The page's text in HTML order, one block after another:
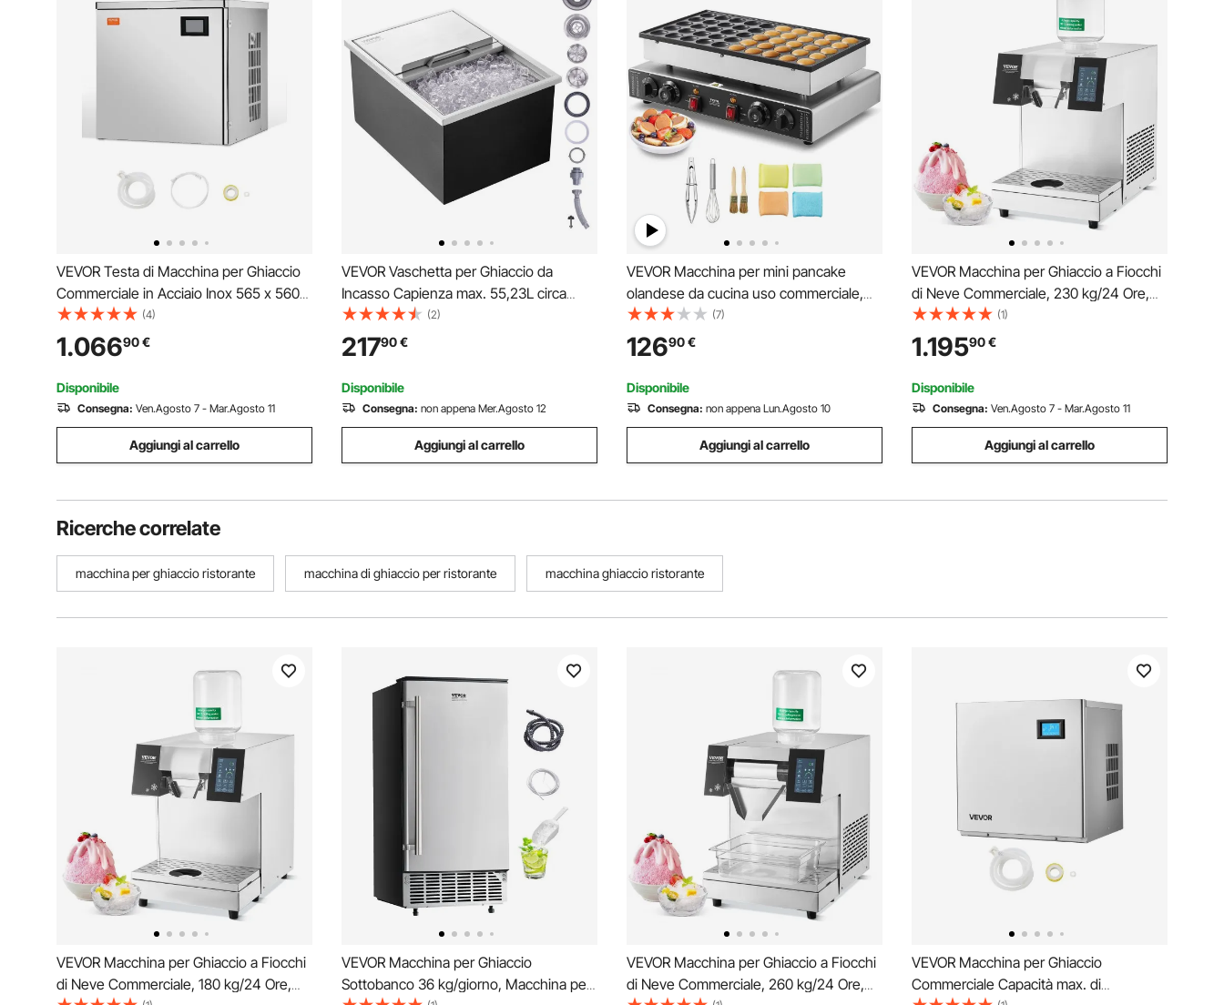
VEVOR Testa di Macchina per Ghiaccio
Commerciale in Acciaio Inox 565 x 560
mm, Autopulente e Produzione
Ghiaccio, Macchina per Cubetti di
Ghiaccio Modulare, Solo Testa, 204,1 kg
/ Giorno
(4)
1.06690€
Disponibile
Consegna: Ven.Agosto 7 - Mar.Agosto 11
Aggiungi al carrello
VEVOR Vaschetta per Ghiaccio da
Incasso Capienza max. 55,23L circa
Dimensioni 608x457x333mm,
Ghiacciaia da Incasso con Coperchio in
Acciaio Inox Conservazione di Cubetti di
Ghiaccio da Bar Feste Hotel
(2)
21790€
Disponibile
Consegna: non appena Mer.Agosto 12
Aggiungi al carrello
VEVOR Macchina per mini pancake
olandese da cucina uso commerciale,
50 Pezzi, Diametro 43 mm, Macchina
per mini dorayaki, 1700 W, Controllo di
Temperatura Tempo, per Cucina
commerciale feste evento
(7)
12690€
Disponibile
Consegna: non appena Lun.Agosto 10
Aggiungi al carrello
VEVOR Macchina per Ghiaccio a Fiocchi
di Neve Commerciale, 230 kg/24 Ore,
Macchina Ghiaccio Tritato in Acciaio
Inox, Sistema di Raffreddamento ad Aria
per Dissipazione Calore, per Panetteria,
Bar
(1)
1.19590€
Disponibile
Consegna: Ven.Agosto 7 - Mar.Agosto 11
Aggiungi al carrello
Ricerche correlate
macchina per ghiaccio ristorante macchina di ghiaccio per ristorante macchina ghiaccio ristorante
VEVOR Macchina per Ghiaccio a Fiocchi
di Neve Commerciale, 180 kg/24 Ore,
VEVOR Macchina per Ghiaccio
Sottobanco 36 kg/giorno, Macchina per
VEVOR Macchina per Ghiaccio a Fiocchi
di Neve Commerciale, 260 kg/24 Ore,
VEVOR Macchina per Ghiaccio
Commerciale Capacità max. di